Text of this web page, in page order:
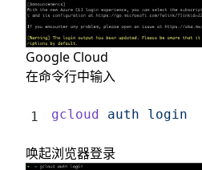
Google Cloud
在命令行中输入
gcloud auth login
唤起浏览器登录